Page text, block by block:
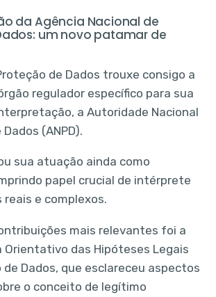
da Agência Nacional de
um novo patamar de
de Dados trouxe consigo a
regulador específico para sua
a Autoridade Nacional
(ANPD).
sua atuação ainda como
papel crucial de intérprete
reais e complexos.
mais relevantes foi a
Orientativo das Hipóteses Legais
Dados, que esclareceu aspectos
o conceito de legítimo